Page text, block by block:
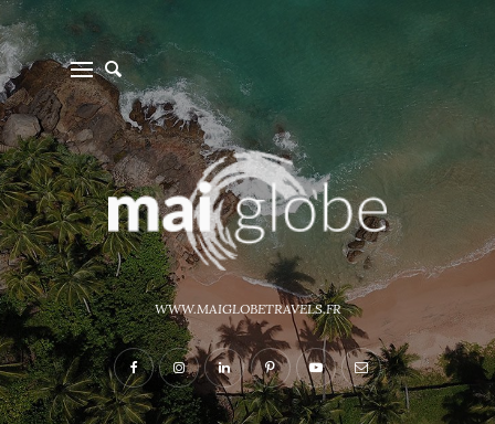
WWW.MAIGLOBETRAVELS.FR